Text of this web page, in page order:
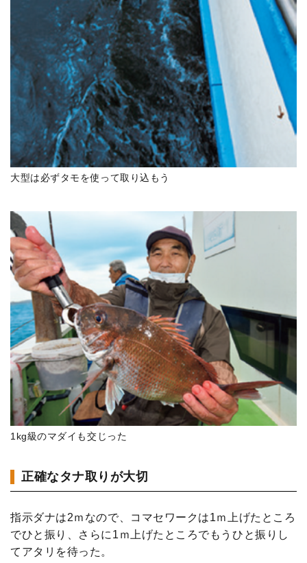
大型は必ずタモを使って取り込もう
1kg級のマダイも交じった
正確なタナ取りが大切
指示ダナは2ｍなので、コマセワークは1ｍ上げたところ
でひと振り、さらに1ｍ上げたところでもうひと振りし
てアタリを待った。